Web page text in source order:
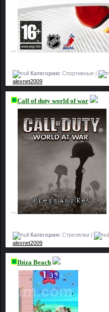
>>
Категория: Спортивные |
alexnet2009
Call of duty world of war
>>
Категория: Стрелялки |
alexnet2009
Ibiza Beach